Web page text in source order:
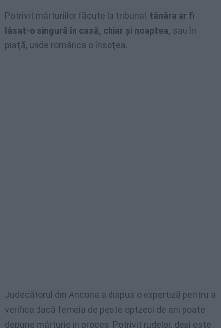
Potrivit mărturiilor făcute la tribunal, tânăra ar fi
lăsat-o singură în casă, chiar şi noaptea, sau în
piaţă, unde românca o însoţea.
Judecătorul din Ancona a dispus o expertiză pentru a
verifica dacă femeia de peste optzeci de ani poate
depune mărturie în proces. Potrivit rudelor, deşi este